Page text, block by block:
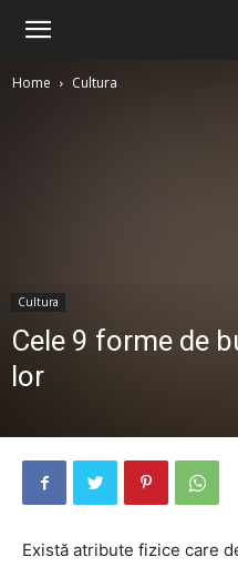
Home Cultura
Cultura
Cele 9 forme de
lor
Există atribute fizice care